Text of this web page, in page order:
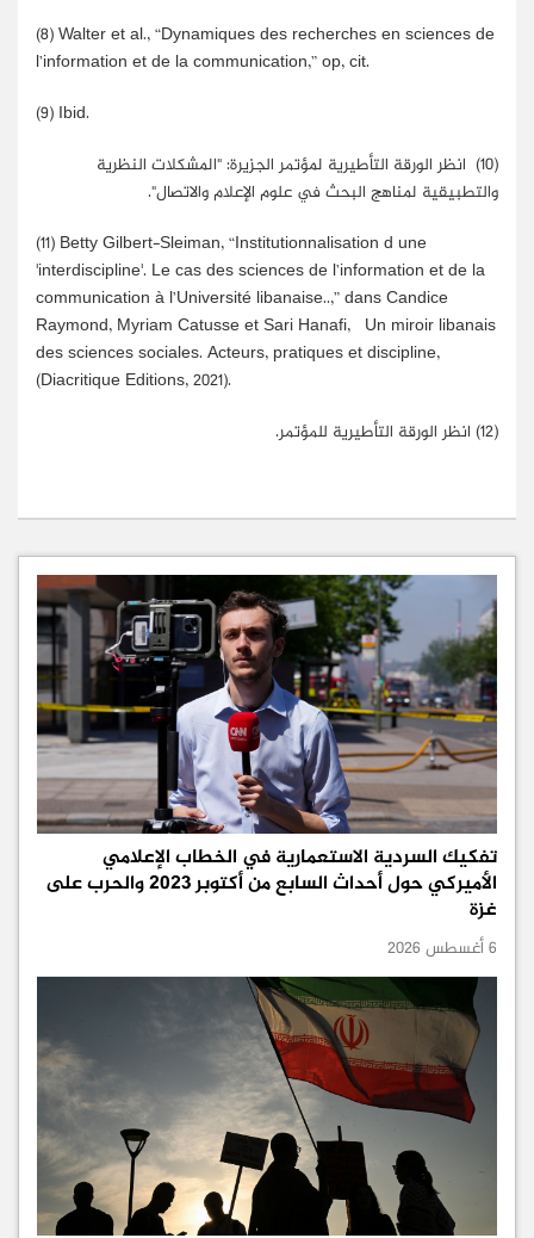
(8)Walter et al., “Dynamiques des recherches en sciences de
l’information et de la communication,” op, cit.
(9) Ibid.
(10)
انظر الورقة التأطيرية لمؤتمر الجزيرة: "المشكلات النظرية
والتطبيقية لمناهج البحث في علوم الإعلام والاتصال".
(11) Betty Gilbert-Sleiman, “Institutionnalisation d une
'interdiscipline'. Le cas des sciences de l’information et de la
communication à l’Université libanaise..,” dans Candice
Raymond, Myriam Catusse et Sari Hanafi, Un miroir libanais
des sciences sociales. Acteurs, pratiques et discipline,
(Diacritique Editions, 2021).
(12)
انظر الورقة التأطيرية للمؤتمر.
تفكيك السردية الاستعمارية في الخطاب الإعلامي
الأميركي حول أحداث السابع من أكتوبر 2023 والحرب على
غزة
6 أغسطس 2026